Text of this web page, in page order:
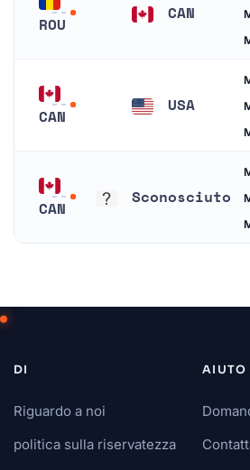
ROU
CAN
CAN
USA
CAN
Sconosciuto
DI
Riguardo a noi
politica sulla riservatezza
AIUTO